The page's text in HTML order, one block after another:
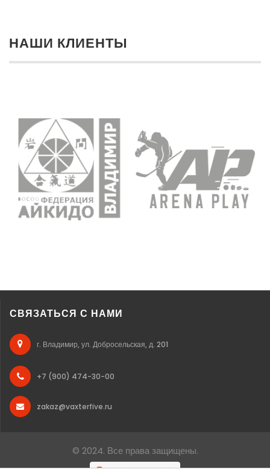
НАШИ КЛИЕНТЫ
СВЯЗАТЬСЯ С НАМИ
г. Владимир, ул. Добросельская, д. 201
+7 (900) 474-30-00
zakaz@vaxterfive.ru
© 2024. Все права защищены.